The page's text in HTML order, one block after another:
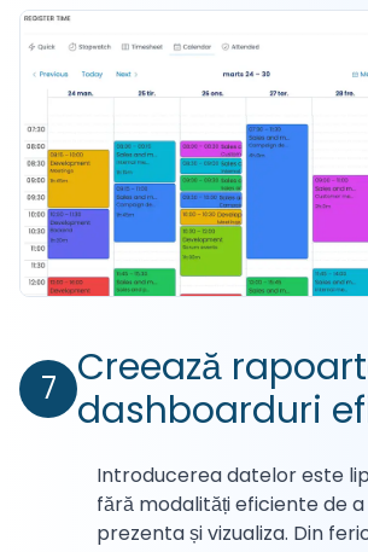
7 Creează
dashboarduri
Introducerea datelor este
fără modalități eficiente de
prezenta și vizualiza. Din